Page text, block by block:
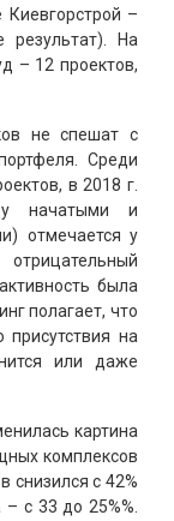
–
На
– 12 проектов,
не спешат с
Среди
в 2018 г.
начатыми и
отмечается у
была
полагает, что
на
или даже
картина
комплексов
снизился с 42%
с 33 до 25%%.